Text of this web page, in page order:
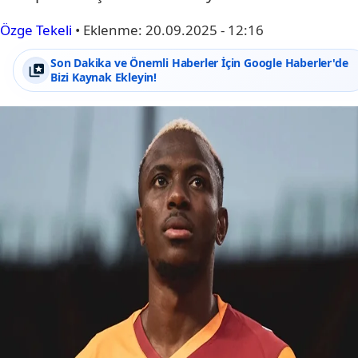
Özge Tekeli • Eklenme: 20.09.2025 - 12:16
Son Dakika ve Önemli Haberler İçin Google Haberler'de
Bizi Kaynak Ekleyin!